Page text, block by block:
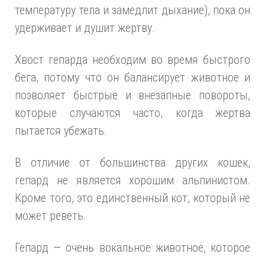
температуру тела и замедлит дыхание), пока он
удерживает и душит жертву.
Хвост гепарда необходим во время быстрого
бега, потому что он балансирует животное и
позволяет быстрые и внезапные повороты,
которые случаются часто, когда жертва
пытается убежать.
В отличие от большинства других кошек,
гепард не является хорошим альпинистом.
Кроме того, это единственный кот, который не
может реветь.
Гепард — очень вокальное животное, которое